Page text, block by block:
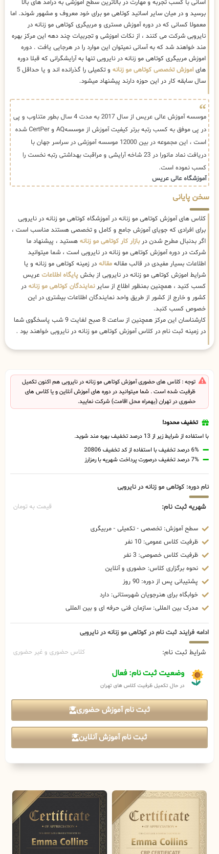
اسانی با کسب تجربه و مهارت در بالاترین سطح اموزشی به درآمد های بالا
برسید و در میان سایر اساتید کوتاهی مو برای خود معروف و مشهور شوند. اما
معمولا کسانی که در دوره آموزش مستری و مربیگری کوتاهی مو زنانه در
نایروبی شرکت می کنند ، از نکات اموزشی و تجربیات چند دهه این مرکز بهره
مند خواهند شد که به آسانی نمیتوان این موارد را در هرجایی یافت . دوره
اموزش مربیگری کوتاهی مو زنانه در نایروبی تنها به آرایشگرانی که قبلا دوره
های اموزش تخصصی کوتاهی مو زنانه
و تکمیلی را گذرانده اند و یا حداقل 5
سال سابقه کار در این حوزه دارند پیشنهاد میشود.
موسسه آموزش عالی عریس از سال 2017 به مدت 4 سال بطور متناوب و پی
در پی موفق به کسب رتبه برتر کیفیت آموزش از موسسهAQ و CertPer شده
است ، این مجموعه در بین 12000 موسسه آموزشی در سراسر جهان با
دریافت نماد مانورا در 23 شاخه آرایشی و مراقبت بهداشتی رتبه نخست را
کسب نموده است.
آموزشگاه عالی عریس
سخن پایانی
کلاس های آموزش کوتاهی مو زنانه در آموزشگاه کوتاهی مو زنانه در نایروبی
برای افرادی که جویای آموزش جامع و کامل و تخصصی هستند مناسب است ،
اگر بدنبال مطرح شدن دربازار کار کوتاهی مو زنانه هستید ، پیشنهاد ما
شرکت در دوره آموزش کوتاهی مو زنانه در نایروبی است ، شما میتوانید
اطلاعات بسیار مفیدی در قالب مقاله مقاله در زمینه کوتاهی مو زنانه و یا
شرایط اموزش کوتاهی مو زنانه در نایروبی از بخش پایگاه اطلاعات عریس
کسب کنید ، همچنین بمنظور اطلاع از سایرنمایندگان کوتاهی مو زنانه در
کشور و خارج از کشور از طریق واحد نمایندگان اطلاعات بیشتری در این
خصوص کسب کنبد.
کارشناسان این مرکز همچنین از ساعت 8 صبح لغایت 9 شب پاسخگوی شما
در زمینه ثبت نام در کلاس آموزش کوتاهی مو زنانه در نایروبی خواهند بود .
توجه : کلاس های حضوری آموزش کوتاهی مو زنانه در نایروبی هم اکنون تکمیل
ظرفیت شده است . شما میتوانید در دوره های آموزش آنلاین و یا کلاس های
حضوری در تهران (بهمراه محل اقامت) شرکت نمایید.
تخفیف محدود!
با استفاده از شرایط زیر از 13 درصد تخفیف بهره مند شوید.
6% درصد تخفیف با استفاده از کد تخفیف 20806
7% درصد تخفیف درصورت پرداخت شهریه با رمزارز
نام دوره: کوتاهی مو زنانه در نایروبی
شهریه ثبت نام: قیمت به تومان
سطح آموزش: تخصصی - تکمیلی - مربیگری
ظرفیت کلاس عمومی: 10 نفر
ظرفیت کلاس خصوصی: 3 نفر
نحوه برگزاری کلاس: حضوری و آنلاین
پشتیبانی پس از دوره: 90 روز
خوابگاه برای هنرجویان شهرستانی: دارد
مدرک بین المللی: سازمان فنی حرفه ای و بین المللی
ادامه فرایند ثبت نام در کوتاهی مو زنانه در نایروبی
شرایط ثبت نام: کلاس حضوری و غیر حضوری
وضعیت ثبت نام: فعال
در حال تکمیل ظرفیت کلاس های تهران
ثبت نام آموزش حضوری
ثبت نام آموزش آنلاین